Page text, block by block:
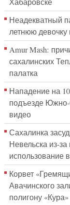
Неадекватный
летнюю
Amur Mash:
сахалинских
палатка
Нападение на
подъезде
видео
Сахалинка
Невельска из-
использование
Корвет
Авачинского
полигону «Кура»